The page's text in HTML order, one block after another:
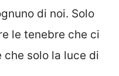
di noi. Solo
le tenebre che ci
solo la luce di